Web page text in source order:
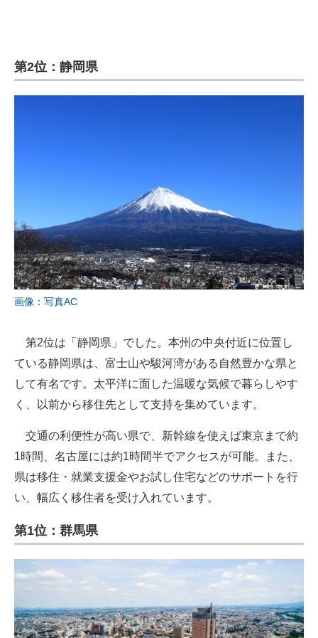
第2位：静岡県
画像：写真AC
第2位は「静岡県」でした。本州の中央付近に位置し
ている静岡県は、富士山や駿河湾がある自然豊かな県と
して有名です。太平洋に面した温暖な気候で暮らしやす
く、以前から移住先として支持を集めています。
交通の利便性が高い県で、新幹線を使えば東京まで約
1時間、名古屋には約1時間半でアクセスが可能。また、
県は移住・就業支援金やお試し住宅などのサポートを行
い、幅広く移住者を受け入れています。
第1位：群馬県